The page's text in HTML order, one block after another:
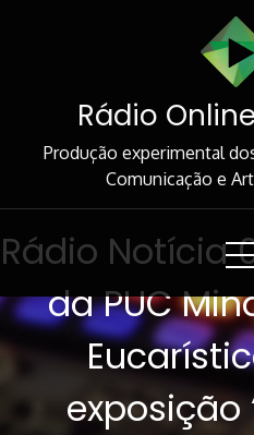
Rádio
Produção experimental
Comunicação e
Rádio Notícia
da PUC
exposição